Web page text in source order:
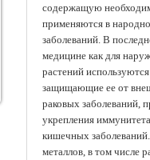
содержащую
применяются в
заболеваний. В
медицине как для
растений
защищающие ее от
раковых заболеваний,
укрепления
кишечных
металлов, в том числе